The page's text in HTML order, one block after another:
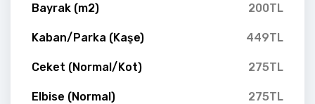
Bayrak (m2) 200TL
Kaban/Parka (Kaşe) 449TL
Ceket (Normal/Kot) 275TL
Elbise (Normal) 275TL